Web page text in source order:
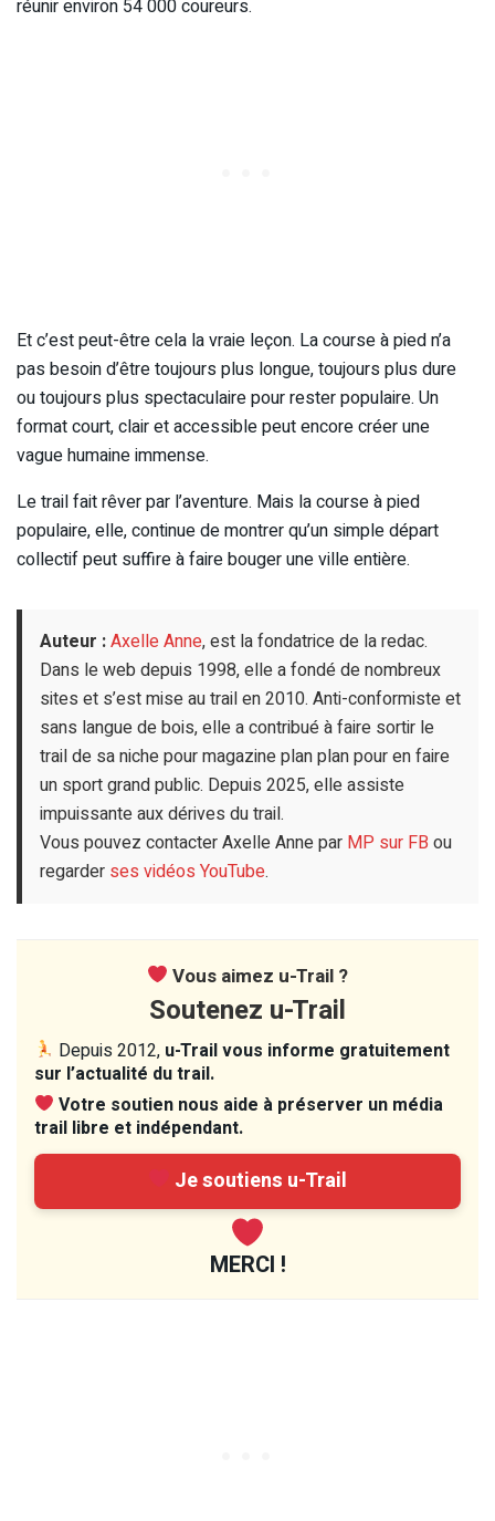
réunir environ 54 000 coureurs.
Et c’est peut-être cela la vraie leçon. La course à pied n’a
pas besoin d’être toujours plus longue, toujours plus dure
ou toujours plus spectaculaire pour rester populaire. Un
format court, clair et accessible peut encore créer une
vague humaine immense.
Le trail fait rêver par l’aventure. Mais la course à pied
populaire, elle, continue de montrer qu’un simple départ
collectif peut suffire à faire bouger une ville entière.
Auteur :Axelle Anne, est la fondatrice de la redac.
Dans le web depuis 1998, elle a fondé de nombreux
sites et s’est mise au trail en 2010. Anti-conformiste et
sans langue de bois, elle a contribué à faire sortir le
trail de sa niche pour magazine plan plan pour en faire
un sport grand public. Depuis 2025, elle assiste
impuissante aux dérives du trail.
Vous pouvez contacter Axelle Anne par MP sur FB ou
regarder ses vidéos YouTube.
Vous aimez u-Trail ?
Soutenez u-Trail
Depuis 2012, u-Trail vous informe gratuitement
sur l’actualité du trail.
Votre soutien nous aide à préserver un média
trail libre et indépendant.
Je soutiens u-Trail
MERCI !